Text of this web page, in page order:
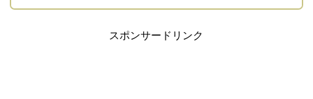
スポンサードリンク